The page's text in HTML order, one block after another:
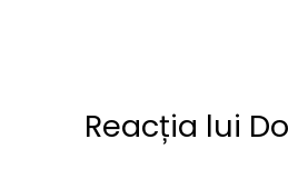
Reacția lui